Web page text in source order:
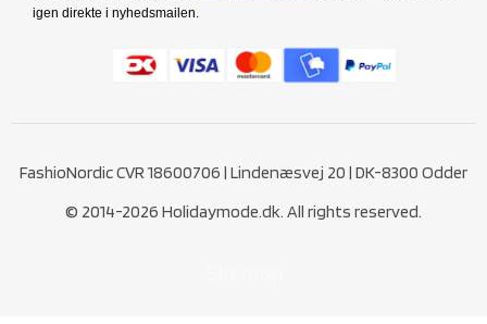
igen direkte i nyhedsmailen.
FashioNordic CVR 18600706 | Lindenæsvej 20 | DK-8300 Odder
© 2014-2026 Holidaymode.dk. All rights reserved.